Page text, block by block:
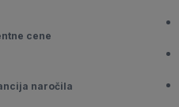
cene
naročila